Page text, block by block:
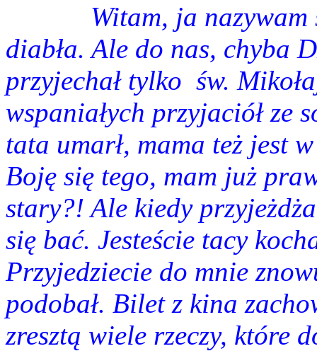
Witam, ja
diabła. Ale do nas, chyba
przyjechał tylko św.
wspaniałych przyjaciół ze
tata umarł, mama też jest
Boję się tego, mam już
stary?! Ale kiedy
się bać. Jesteście tacy
Przyjedziecie do mnie
podobał. Bilet z kina
zresztą wiele rzeczy, które